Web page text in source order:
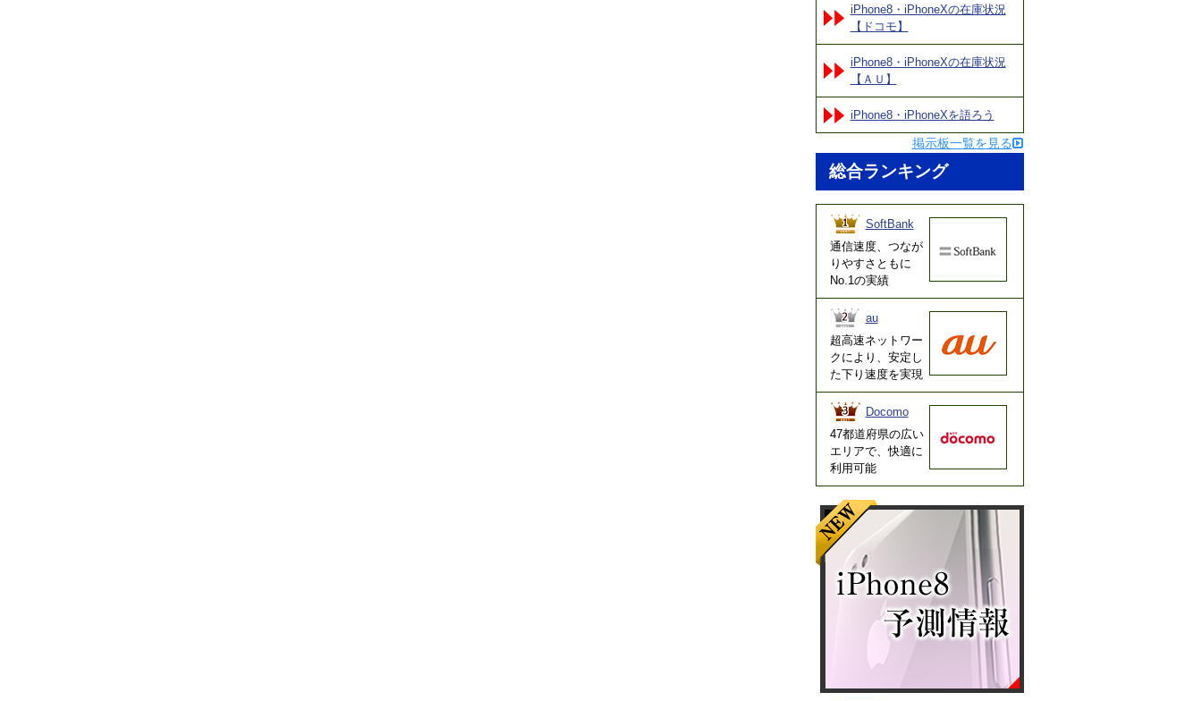
iPhone8・iPhoneXの在庫状況
【ドコモ】
iPhone8・iPhoneXの在庫状況
【ＡＵ】
iPhone8・iPhoneXを語ろう
掲示板一覧を見る
総合ランキング
SoftBank
通信速度、つなが
りやすさともに
No.1の実績
au
超高速ネットワー
クにより、安定し
た下り速度を実現
Docomo
47都道府県の広い
エリアで、快適に
利用可能